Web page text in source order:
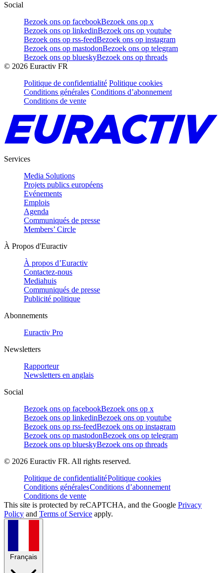
Social
Bezoek ons op facebookBezoek ons op x
Bezoek ons op linkedinBezoek ons op youtube
Bezoek ons op rss-feedBezoek ons op instagram
Bezoek ons op mastodonBezoek ons op telegram
Bezoek ons op blueskyBezoek ons op threads
© 2026 Euractiv FR
Politique de confidentialité Politique cookies
Conditions générales Conditions d’abonnement
Conditions de vente
Services
Media Solutions
Projets publics européens
Evénements
Emplois
Agenda
Communiqués de presse
Members’ Circle
À Propos d'Euractiv
À propos d’Euractiv
Contactez-nous
Mediahuis
Communiqués de presse
Publicité politique
Abonnements
Euractiv Pro
Newsletters
Rapporteur
Newsletters en anglais
Social
Bezoek ons op facebookBezoek ons op x
Bezoek ons op linkedinBezoek ons op youtube
Bezoek ons op rss-feedBezoek ons op instagram
Bezoek ons op mastodonBezoek ons op telegram
Bezoek ons op blueskyBezoek ons op threads
© 2026 Euractiv FR. All rights reserved.
Politique de confidentialitéPolitique cookies
Conditions généralesConditions d’abonnement
Conditions de vente
This site is protected by reCAPTCHA, and the Google Privacy
Policy and Terms of Service apply.
Français